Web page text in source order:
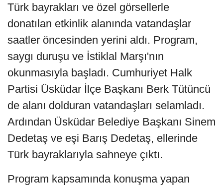
Türk bayrakları ve özel görsellerle
donatılan etkinlik alanında vatandaşlar
saatler öncesinden yerini aldı. Program,
saygı duruşu ve İstiklal Marşı'nın
okunmasıyla başladı. Cumhuriyet Halk
Partisi Üsküdar İlçe Başkanı Berk Tütüncü
de alanı dolduran vatandaşları selamladı.
Ardından Üsküdar Belediye Başkanı Sinem
Dedetaş ve eşi Barış Dedetaş, ellerinde
Türk bayraklarıyla sahneye çıktı.
Program kapsamında konuşma yapan